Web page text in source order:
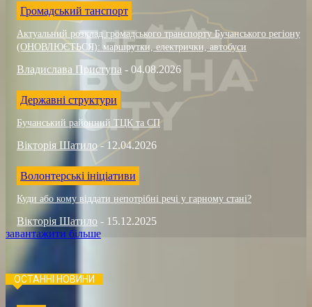
Громадський танспорт
Актуальний розклад громадського транспорту Бучанського регіону
(ОНОВЛЮЄТЬСЯ): маршрутки, електрички, автобуси
Владислава Приступа - 04.08.2026
Державні структури
Бучанський районний ТЦК та СП
Вікторія Шатило - 12.04.2026
Волонтерські ініціативи
Куди або кому віддати непотрібні речі у гарному стані?
Вікторія Шатило - 15.12.2025
завантажити більше
ОСТАННІ НОВИНИ